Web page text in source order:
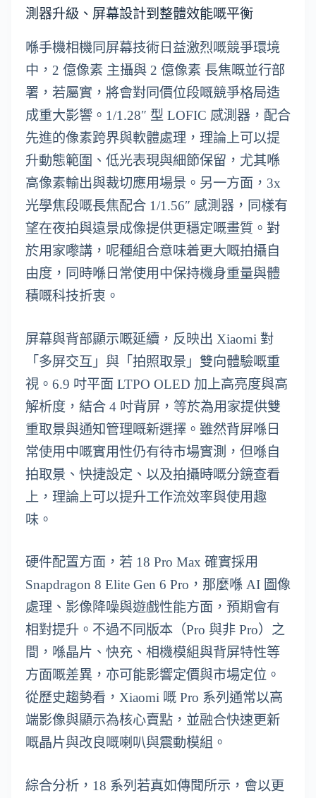
測器升級、屏幕設計到整體效能嘅平衡
喺手機相機同屏幕技術日益激烈嘅競爭環境
中，2 億像素 主攝與 2 億像素 長焦嘅並行部
署，若屬實，將會對同價位段嘅競爭格局造
成重大影響。1/1.28″ 型 LOFIC 感測器，配合
先進的像素跨界與軟體處理，理論上可以提
升動態範圍、低光表現與細節保留，尤其喺
高像素輸出與裁切應用場景。另一方面，3x
光學焦段嘅長焦配合 1/1.56″ 感測器，同樣有
望在夜拍與遠景成像提供更穩定嘅畫質。對
於用家嚟講，呢種組合意味着更大嘅拍攝自
由度，同時喺日常使用中保持機身重量與體
積嘅科技折衷。
屏幕與背部顯示嘅延續，反映出 Xiaomi 對
「多屏交互」與「拍照取景」雙向體驗嘅重
視。6.9 吋平面 LTPO OLED 加上高亮度與高
解析度，結合 4 吋背屏，等於為用家提供雙
重取景與通知管理嘅新選擇。雖然背屏喺日
常使用中嘅實用性仍有待市場實測，但喺自
拍取景、快捷設定、以及拍攝時嘅分鏡查看
上，理論上可以提升工作流效率與使用趣
味。
硬件配置方面，若 18 Pro Max 確實採用
Snapdragon 8 Elite Gen 6 Pro，那麼喺 AI 圖像
處理、影像降噪與遊戲性能方面，預期會有
相對提升。不過不同版本（Pro 與非 Pro）之
間，喺晶片、快充、相機模組與背屏特性等
方面嘅差異，亦可能影響定價與市場定位。
從歷史趨勢看，Xiaomi 嘅 Pro 系列通常以高
端影像與顯示為核心賣點，並融合快速更新
嘅晶片與改良嘅喇叭與震動模組。
綜合分析，18 系列若真如傳聞所示，會以更